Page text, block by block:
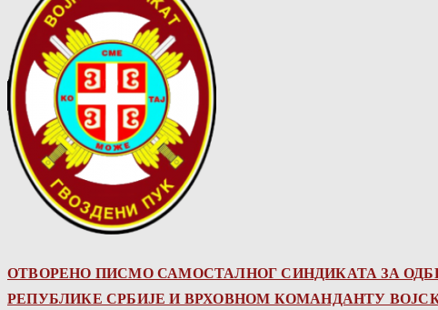
ОТВОРЕНО ПИСМО САМОСТАЛНОГ СИНДИКАТА ЗА
РЕПУБЛИКЕ СРБИЈЕ И ВРХОВНОМ КОМАНДАНТУ